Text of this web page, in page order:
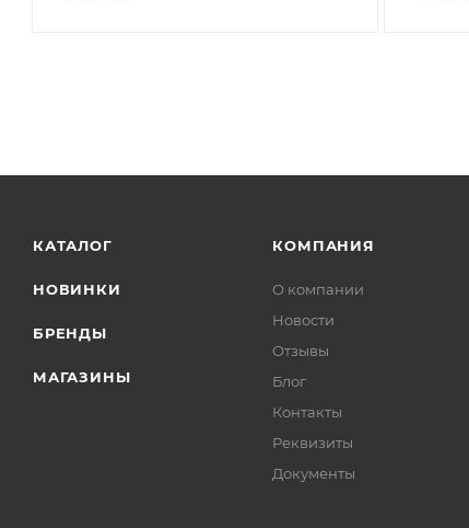
КАТАЛОГ
НОВИНКИ
БРЕНДЫ
МАГАЗИНЫ
КОМПАНИЯ
О компании
Новости
Отзывы
Блог
Контакты
Реквизиты
Документы